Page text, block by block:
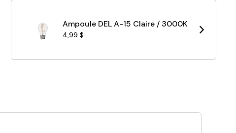
Ampoule DEL A-15 Claire / 3000K
4,99 $